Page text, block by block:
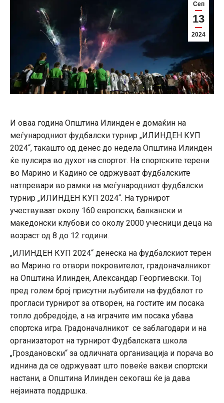
Сеп
13
2024
И оваа година Општина Илинден е домаќин на
меѓународниот фудбалски турнир „ИЛИНДЕН КУП
2024“, такашто од денес до недела Општина Илинден
ќе пулсира во духот на спортот. На спортските терени
во Марино и Кадино се одржуваат фудбалските
натпревари во рамки на меѓународниот фудбалски
турнир „ИЛИНДЕН КУП 2024“. На турнирот
учествуваат околу 160 европски, балкански и
македонски клубови со околу 2000 учесници деца на
возраст од 8 до 12 години.
„ИЛИНДЕН КУП 2024“ денеска на фудбалскиот терен
во Марино го отвори покровителот, градоначалникот
на Општина Илинден, Александар Георгиевски. Тој
пред голем број присутни љубители на фудбалот го
прогласи турнирот за отворен, на гостите им посака
топло добредојде, а на играчите им посака убава
спортска игра. Градоначалникот се заблагодари и на
организаторот на турнирот Фудбалската школа
„Гроздановски“ за одличната организација и порача во
иднина да се одржуваат што повеќе вакви спортски
настани, а Општина Илинден секогаш ќе ја дава
нејзината поддршка.